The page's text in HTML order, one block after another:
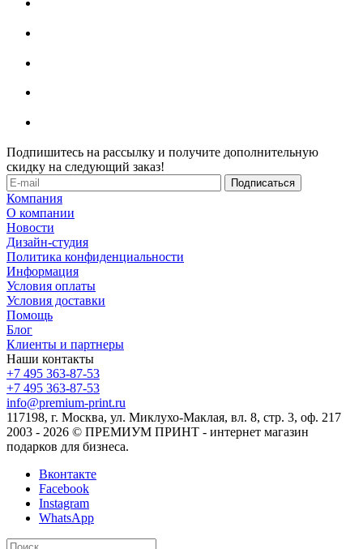
Подпишитесь на рассылку и получите дополнительную
скидку на следующий заказ!
Компания
О компании
Новости
Дизайн-студия
Политика конфиденциальности
Информация
Условия оплаты
Условия доставки
Помощь
Блог
Клиенты и партнеры
Наши контакты
+7 495 363-87-53
+7 495 363-87-53
info@premium-print.ru
117198, г. Москва, ул. Миклухо-Маклая, вл. 8, стр. 3, оф. 217
2003 - 2026 © ПРЕМИУМ ПРИНТ - интернет магазин
подарков для бизнеса.
Вконтакте
Facebook
Instagram
WhatsApp